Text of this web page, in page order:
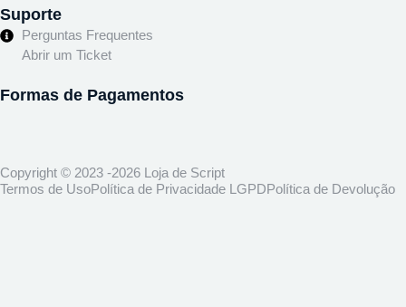
Suporte
Perguntas Frequentes
Abrir um Ticket
Formas de Pagamentos
Copyright © 2023 -2026 Loja de Script
Termos de UsoPolítica de Privacidade LGPDPolítica de Devolução